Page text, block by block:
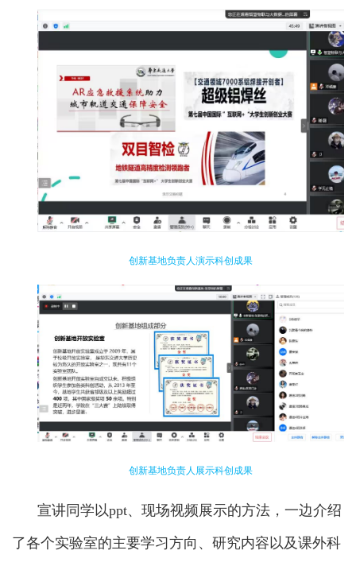
创新基地负责人演示科创成果
创新基地负责人展示科创成果
宣讲同学以ppt、现场视频展示的方法，一边介绍
了各个实验室的主要学习方向、研究内容以及课外科